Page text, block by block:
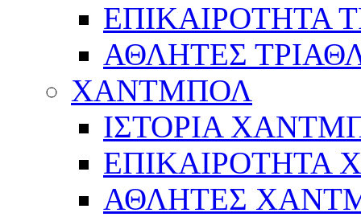
ΕΠΙΚΑΙΡΟΤΗΤΑ
ΑΘΛΗΤΕΣ
ΧΑΝΤΜΠΟΛ
ΙΣΤΟΡΙΑ
ΕΠΙΚΑΙΡΟΤΗΤΑ
ΑΘΛΗΤΕΣ